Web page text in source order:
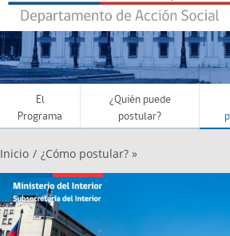
El
Programa
¿Quién puede
postular?
Inicio / ¿Cómo postular? »